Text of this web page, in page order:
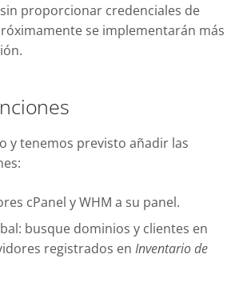
proporcionar credenciales de
se implementarán más
y tenemos previsto añadir las
cPanel y WHM a su panel.
busque dominios y clientes en
registrados en Inventario de